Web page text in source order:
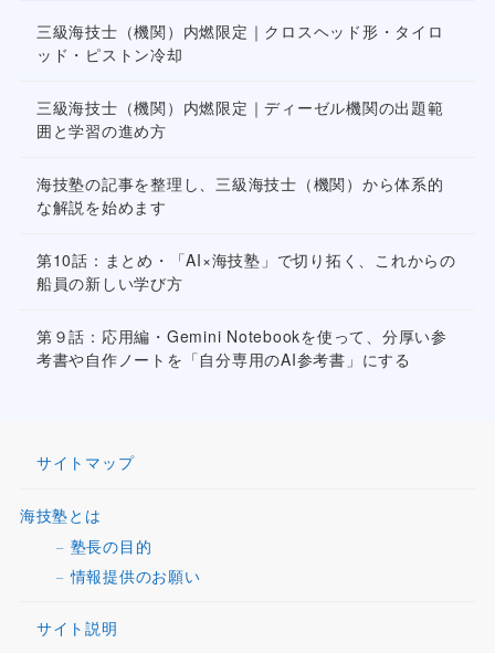
三級海技士（機関）内燃限定｜クロスヘッド形・タイロ
ッド・ピストン冷却
三級海技士（機関）内燃限定｜ディーゼル機関の出題範
囲と学習の進め方
海技塾の記事を整理し、三級海技士（機関）から体系的
な解説を始めます
第10話：まとめ・「AI×海技塾」で切り拓く、これからの
船員の新しい学び方
第９話：応用編・Gemini Notebookを使って、分厚い参
考書や自作ノートを「自分専用のAI参考書」にする
サイトマップ
海技塾とは
塾長の目的
情報提供のお願い
サイト説明